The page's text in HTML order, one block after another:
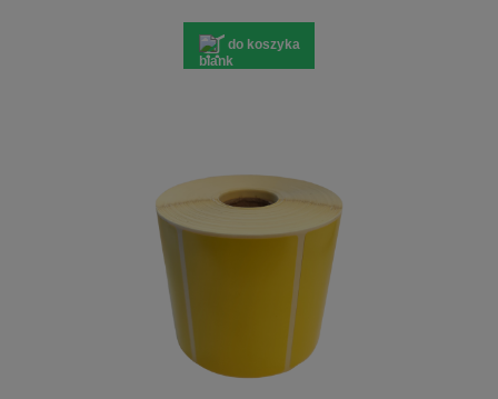
do koszyka